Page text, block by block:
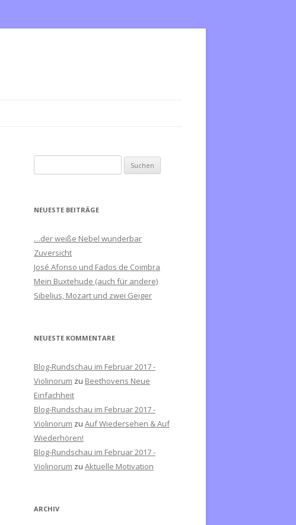
u
h
n
a
c
h
NEUESTE BEITRÄGE
…der weiße Nebel wunderbar
Zuversicht
José Afonso und Fados de Coimbra
Mein Buxtehude (auch für andere)
Sibelius, Mozart und zwei Geiger
NEUESTE KOMMENTARE
Blog-Rundschau im Februar 2017 -
Violinorum zu Beethovens Neue
Einfachheit
Blog-Rundschau im Februar 2017 -
Violinorum zu Auf Wiedersehen & Auf
Wiederhören!
Blog-Rundschau im Februar 2017 -
Violinorum zu Aktuelle Motivation
ARCHIV